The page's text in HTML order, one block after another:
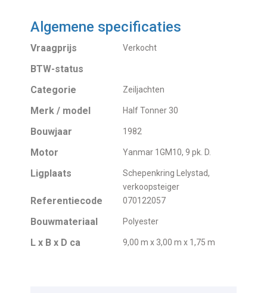
Algemene specificaties
Vraagprijs Verkocht
BTW-status
Categorie
Zeiljachten
Merk / model Half Tonner 30
Bouwjaar 1982
Motor Yanmar 1GM10, 9 pk. D.
Ligplaats
Schepenkring Lelystad,
verkoopsteiger
Referentiecode 070122057
Bouwmateriaal Polyester
L x B x D ca 9,00 m x 3,00 m x 1,75 m